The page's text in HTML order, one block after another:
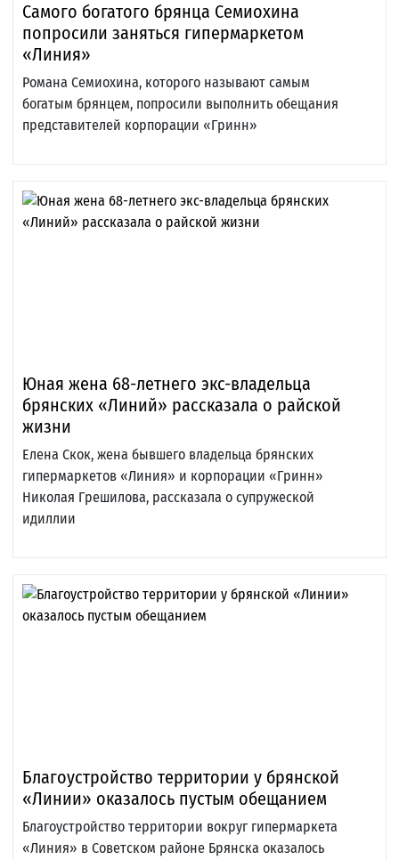
Самого богатого брянца Семиохина
попросили заняться гипермаркетом
«Линия»
Романа Семиохина, которого называют самым
богатым брянцем, попросили выполнить обещания
представителей корпорации «Гринн»
Юная жена 68-летнего экс-владельца
брянских «Линий» рассказала о райской
жизни
Елена Скок, жена бывшего владельца брянских
гипермаркетов «Линия» и корпорации «Гринн»
Николая Грешилова, рассказала о супружеской
идиллии
Благоустройство территории у брянской
«Линии» оказалось пустым обещанием
Благоустройство территории вокруг гипермаркета
«Линия» в Советском районе Брянска оказалось